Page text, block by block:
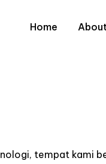
Home
tempat kami